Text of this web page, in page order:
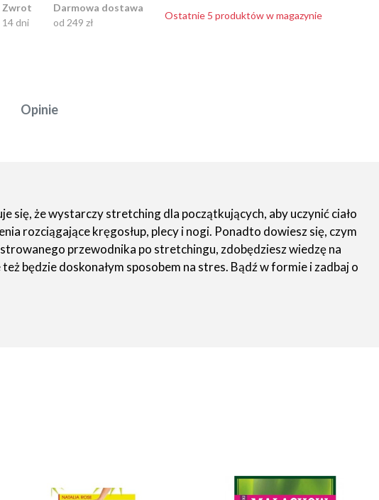
Zwrot
14 dni
Darmowa dostawa
od 249 zł
Ostatnie 5 produktów w magazynie
Opinie
się, że wystarczy stretching dla początkujących, aby uczynić ciało
rozciągające kręgosłup, plecy i nogi. Ponadto dowiesz się, czym
przewodnika po stretchingu, zdobędziesz wiedzę na
będzie doskonałym sposobem na stres. Bądź w formie i zadbaj o